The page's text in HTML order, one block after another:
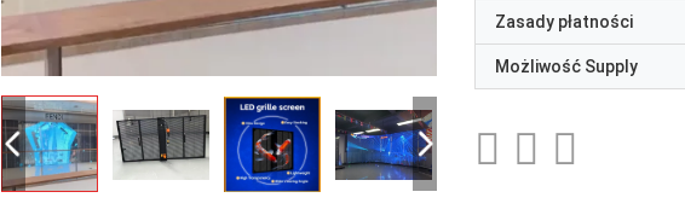
Zasady płatności
Możliwość Supply